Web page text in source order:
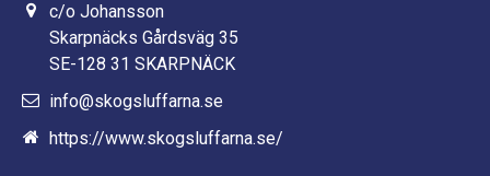
c/o Johansson
Skarpnäcks Gårdsväg 35
SE-128 31 SKARPNÄCK
info@skogsluffarna.se
https://www.skogsluffarna.se/